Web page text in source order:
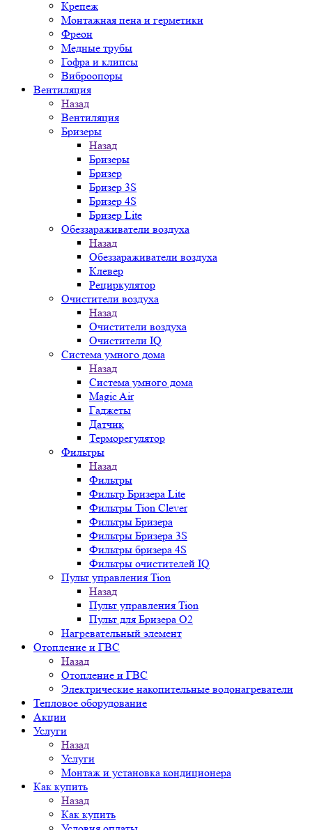
Крепеж
Монтажная пена и герметики
Фреон
Медные трубы
Гофра и клипсы
Виброопоры
Вентиляция
Назад
Вентиляция
Бризеры
Назад
Бризеры
Бризер
Бризер 3S
Бризер 4S
Бризер Lite
Обеззараживатели воздуха
Назад
Обеззараживатели воздуха
Клевер
Рециркулятор
Очистители воздуха
Назад
Очистители воздуха
Очистители IQ
Система умного дома
Назад
Система умного дома
Magic Air
Гаджеты
Датчик
Терморегулятор
Фильтры
Назад
Фильтры
Фильтр Бризера Lite
Фильтры Tion Clever
Фильтры Бризера
Фильтры Бризера 3S
Фильтры бризера 4S
Фильтры очистителей IQ
Пульт управления Tion
Назад
Пульт управления Tion
Пульт для Бризера O2
Нагревательный элемент
Отопление и ГВС
Назад
Отопление и ГВС
Электрические накопительные водонагреватели
Тепловое оборудование
Акции
Услуги
Назад
Услуги
Монтаж и установка кондиционера
Как купить
Назад
Как купить